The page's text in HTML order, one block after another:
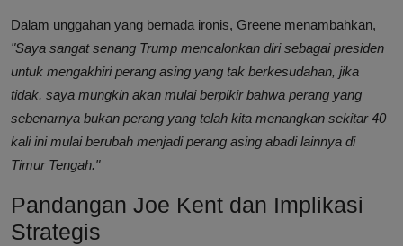
Dalam unggahan yang bernada ironis, Greene menambahkan,
"Saya sangat senang Trump mencalonkan diri sebagai presiden
untuk mengakhiri perang asing yang tak berkesudahan, jika
tidak, saya mungkin akan mulai berpikir bahwa perang yang
sebenarnya bukan perang yang telah kita menangkan sekitar 40
kali ini mulai berubah menjadi perang asing abadi lainnya di
Timur Tengah."
Pandangan Joe Kent dan Implikasi
Strategis